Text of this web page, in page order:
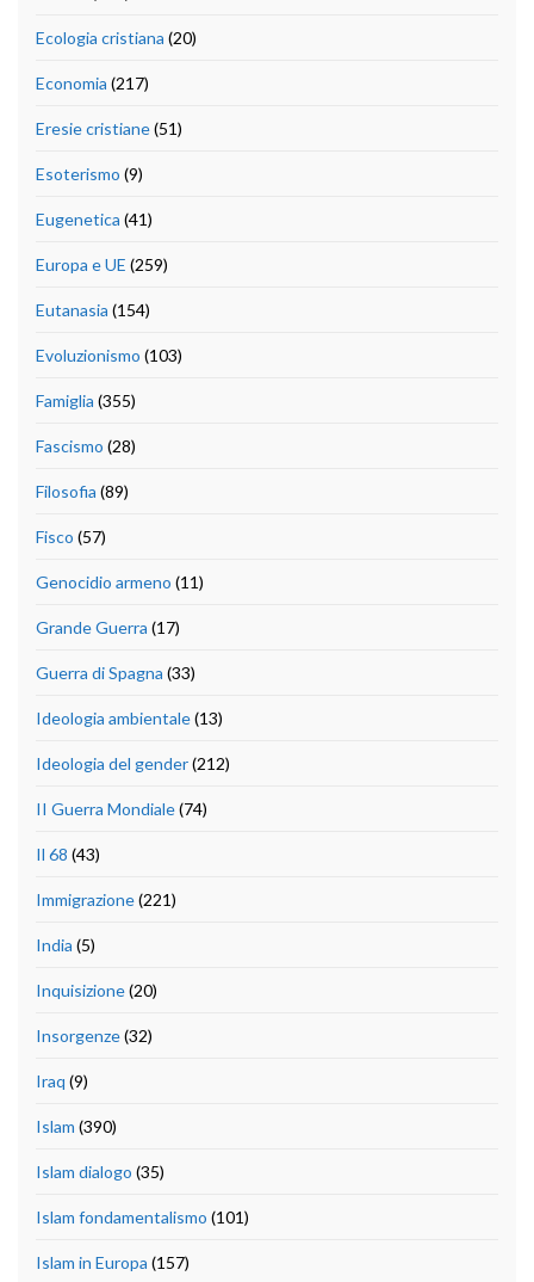
Ecologia cristiana (20)
Economia (217)
Eresie cristiane(51)
Esoterismo (9)
Eugenetica (41)
Europa e UE (259)
Eutanasia (154)
Evoluzionismo (103)
Famiglia (355)
Fascismo (28)
Filosofia (89)
Fisco (57)
Genocidio armeno (11)
Grande Guerra (17)
Guerra di Spagna (33)
Ideologia ambientale(13)
Ideologia del gender(212)
II Guerra Mondiale(74)
Il 68 (43)
Immigrazione(221)
India (5)
Inquisizione(20)
Insorgenze(32)
Iraq (9)
Islam (390)
Islam dialogo (35)
Islam fondamentalismo (101)
Islam in Europa (157)